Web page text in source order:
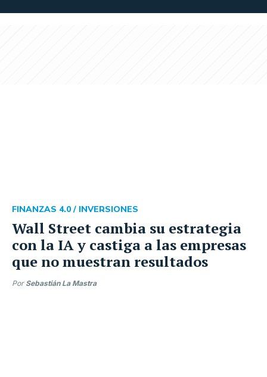
Wall Street cambia su estrategia
con la IA y castiga a las empresas
que no muestran resultados
FINANZAS 4.0 / INVERSIONES
Por Sebastián La Mastra